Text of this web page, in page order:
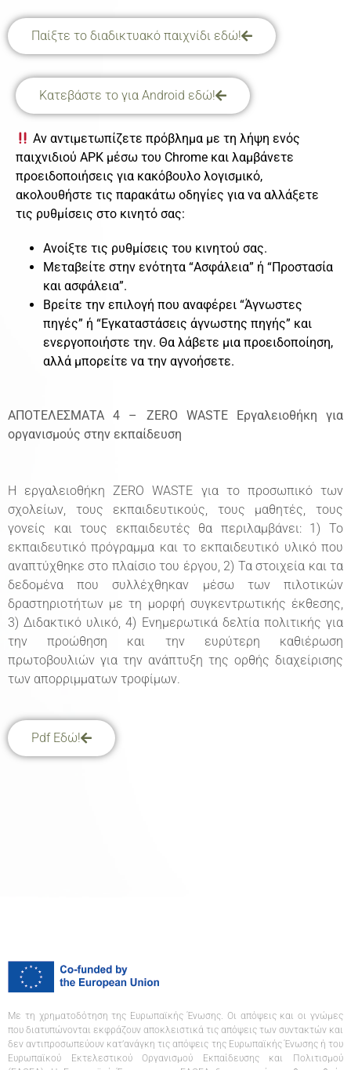
Παίξτε το διαδικτυακό παιχνίδι εδώ!
Κατεβάστε το για Android εδώ!
Αν αντιμετωπίζετε πρόβλημα με τη λήψη ενός
παιχνιδιού APK μέσω του Chrome και λαμβάνετε
προειδοποιήσεις για κακόβουλο λογισμικό,
ακολουθήστε τις παρακάτω οδηγίες για να αλλάξετε
τις ρυθμίσεις στο κινητό σας:
Ανοίξτε τις ρυθμίσεις του κινητού σας.
Μεταβείτε στην ενότητα “Ασφάλεια” ή “Προστασία
και ασφάλεια”.
Βρείτε την επιλογή που αναφέρει “Άγνωστες
πηγές” ή “Εγκαταστάσεις άγνωστης πηγής” και
ενεργοποιήστε την. Θα λάβετε μια προειδοποίηση,
αλλά μπορείτε να την αγνοήσετε.
ΑΠΟΤΕΛΕΣΜΑΤΑ 4 – ZERO WASTE Εργαλειοθήκη για
οργανισμούς στην εκπαίδευση
Η εργαλειοθήκη ZERO WASTE για το προσωπικό των
σχολείων, τους εκπαιδευτικούς, τους μαθητές, τους
γονείς και τους εκπαιδευτές θα περιλαμβάνει: 1) Το
εκπαιδευτικό πρόγραμμα και το εκπαιδευτικό υλικό που
αναπτύχθηκε στο πλαίσιο του έργου, 2) Τα στοιχεία και τα
δεδομένα που συλλέχθηκαν μέσω των πιλοτικών
δραστηριοτήτων με τη μορφή συγκεντρωτικής έκθεσης,
3) Διδακτικό υλικό, 4) Ενημερωτικά δελτία πολιτικής για
την προώθηση και την ευρύτερη καθιέρωση
πρωτοβουλιών για την ανάπτυξη της ορθής διαχείρισης
των απορριμματων τροφίμων.
Pdf Εδώ!
Με τη χρηματοδότηση της Ευρωπαϊκής Ένωσης. Οι απόψεις και οι γνώμες
που διατυπώνονται εκφράζουν αποκλειστικά τις απόψεις των συντακτών και
δεν αντιπροσωπεύουν κατ’ανάγκη τις απόψεις της Ευρωπαϊκής Ένωσης ή του
Ευρωπαϊκού Εκτελεστικού Οργανισμού Εκπαίδευσης και Πολιτισμού